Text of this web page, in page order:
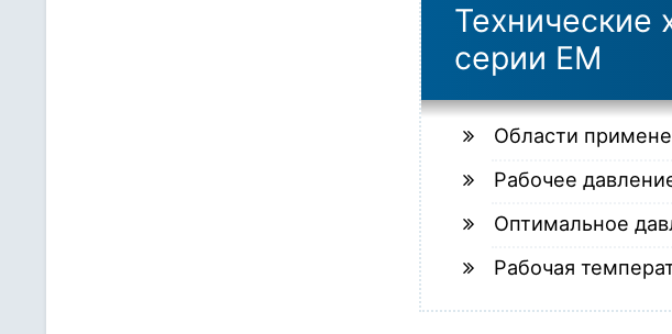
Технические
серии EM
Области
Рабочее
Оптимальное
Рабочая